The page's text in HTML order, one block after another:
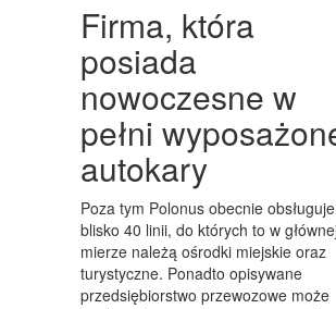
INNE SKLEPY
URZĄDZENIA
MASZYNY
NARZĘDZIA
PRZEMYSŁ METALOWY
TRANSPORT
TRANSPORT
Firma, która
posiada
nowoczesne w
pełni
autokary
Poza tym Polonus obecnie obsługuje
blisko 40 linii, do których to w
mierze należą ośrodki miejskie oraz
turystyczne. Ponadto opisywane
przedsiębiorstwo przewozowe może